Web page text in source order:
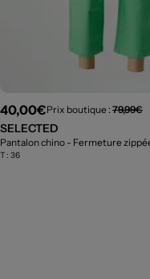
40,00€Prix boutique : 79,99€
SELECTED
T : 36